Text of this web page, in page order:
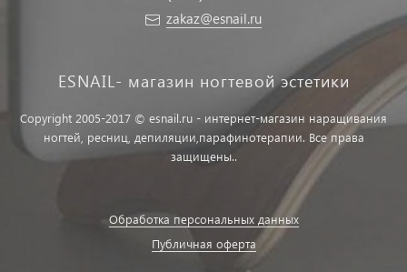
zakaz@esnail.ru
ESNAIL- магазин ногтевой эстетики
Copyright 2005-2017 © esnail.ru - интернет-магазин наращивания
ногтей, ресниц, депиляции,парафинотерапии. Все права
защищены..
Обработка персональных данных
Публичная оферта